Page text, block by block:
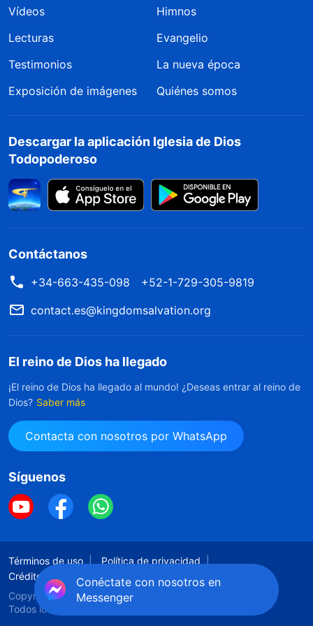
Vídeos
Himnos
Lecturas
Evangelio
Testimonios
La nueva época
Exposición de imágenes
Quiénes somos
Descargar la aplicación Iglesia de Dios
Todopoderoso
Contáctanos
+34-663-435-098
+52-1-729-305-9819
contact.es@kingdomsalvation.org
El reino de Dios ha llegado
¡El reino de Dios ha llegado al mundo! ¿Deseas entrar al reino de
Dios? Saber más
Contacta con nosotros por WhatsApp
Síguenos
Términos de uso
Política de privacidad
Créditos
Política De Cookies
Copyright © 2026Iglesia de Dios Todopoderoso.
Todos los derechos reservados.
Conéctate con nosotros en
Messenger